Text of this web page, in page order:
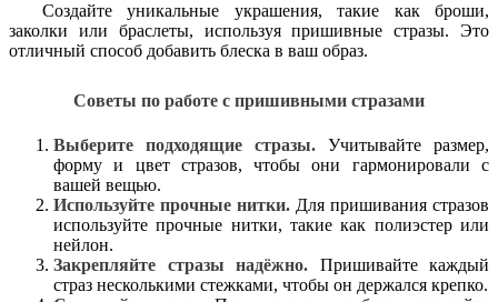
Создайте уникальные украшения, такие как броши,
заколки или браслеты, используя пришивные стразы. Это
отличный способ добавить блеска в ваш образ.
Советы по работе с пришивными стразами
Выберите подходящие стразы. Учитывайте размер,
форму и цвет стразов, чтобы они гармонировали с
вашей вещью.
Используйте прочные нитки. Для пришивания стразов
используйте прочные нитки, такие как полиэстер или
нейлон.
Закрепляйте стразы надёжно. Пришивайте каждый
страз несколькими стежками, чтобы он держался крепко.